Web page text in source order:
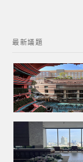
最新議題